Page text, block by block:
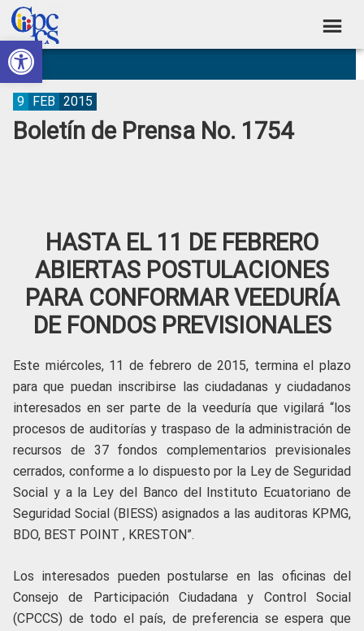
Abrir barra de herramientas
Skip
to
primary
navigation
Skip
to
main
content
Skip
to
primary
sidebar
Skip
to
footer
Consejo
de
Participación
Ciudadana
Construyendo
Poder
Ciudadano
Boletín de Prensa No. 1754
9 FEB 2015
HASTA EL 11 DE FEBRERO
ABIERTAS POSTULACIONES
PARA CONFORMAR VEEDURÍA
DE FONDOS PREVISIONALES
Este miércoles, 11 de febrero de 2015, termina el plazo
para que puedan inscribirse las ciudadanas y ciudadanos
interesados en ser parte de la veeduría que vigilará “los
procesos de auditorías y traspaso de la administración de
recursos de 37 fondos complementarios previsionales
cerrados, conforme a lo dispuesto por la Ley de Seguridad
Social y a la Ley del Banco del Instituto Ecuatoriano de
Seguridad Social (BIESS) asignados a las auditoras KPMG,
BDO, BEST POINT , KRESTON”.
Los interesados pueden postularse en las oficinas del
Consejo de Participación Ciudadana y Control Social
(CPCCS) de todo el país, de preferencia se espera que